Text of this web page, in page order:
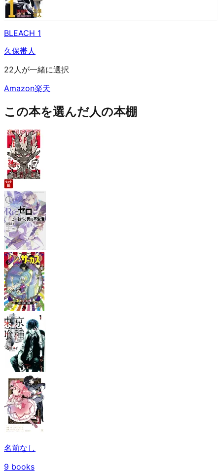
BLEACH 1
久保帯人
22人が一緒に選択
Amazon楽天
この本を選んだ人の本棚
名前なし
9 books